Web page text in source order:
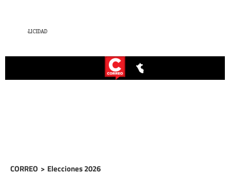
CORREO > Elecciones 2026